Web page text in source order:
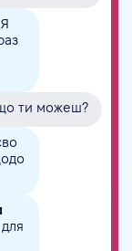
ти можеш?
для